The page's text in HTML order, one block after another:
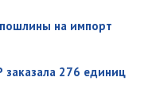
на импорт
276 единиц